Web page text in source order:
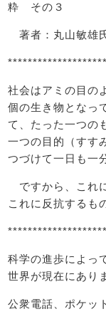
粋 その３
著者：丸山敏雄
社会はアミの目の
個の生き物となっ
て、たった一つの
一つの目的（すす
つづけて一日も一
ですから、これ
これに反抗するも
科学の進歩によっ
世界が現在にあり
公衆電話、ポケッ